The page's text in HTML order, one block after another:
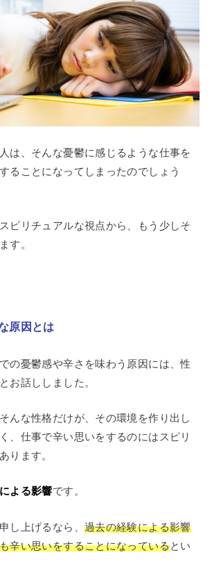
は、そんな憂鬱に感じるような仕事を
ることになってしまったのでしょう
ピリチュアルな視点から、もう少しそ
す。
原因とは
の憂鬱感や辛さを味わう原因には、性
お話ししました。
んな性格だけが、その環境を作り出し
、仕事で辛い思いをするのにはスピリ
ります。
よる影響です。
し上げるなら、 過去の経験による影響
辛い思いをすることになっているとい